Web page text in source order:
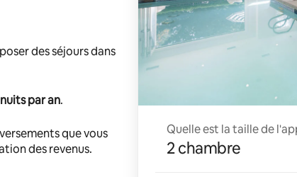
des séjours dans
par an.
que vous
des revenus.
Quelle est la taille de
2 chambre